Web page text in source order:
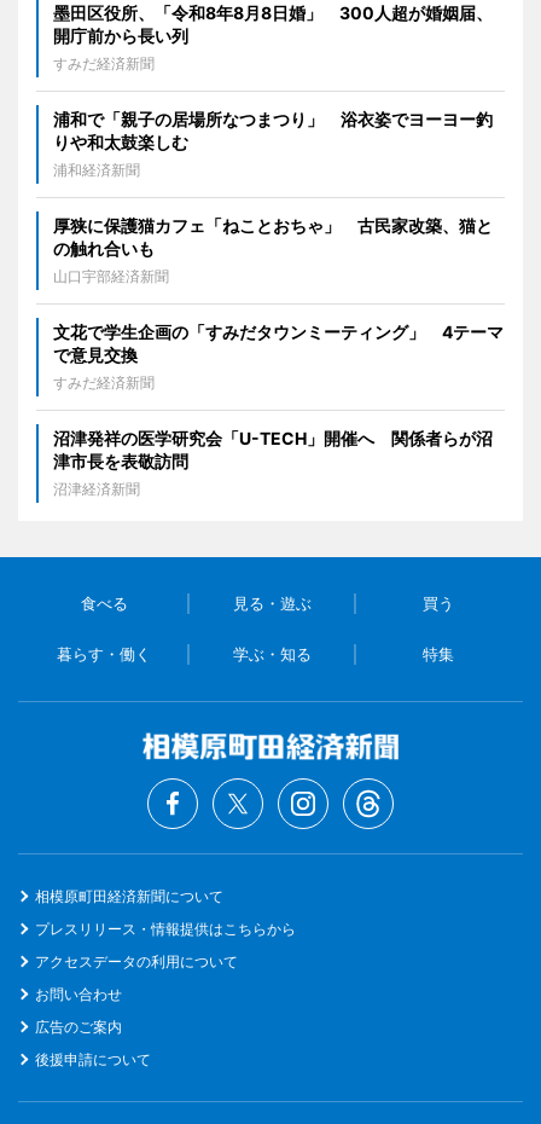
墨田区役所、「令和8年8月8日婚」 300人超が婚姻届、
開庁前から長い列
すみだ経済新聞
浦和で「親子の居場所なつまつり」 浴衣姿でヨーヨー釣
りや和太鼓楽しむ
浦和経済新聞
厚狭に保護猫カフェ「ねことおちゃ」 古民家改築、猫と
の触れ合いも
山口宇部経済新聞
文花で学生企画の「すみだタウンミーティング」 4テーマ
で意見交換
すみだ経済新聞
沼津発祥の医学研究会「U-TECH」開催へ 関係者らが沼
津市長を表敬訪問
沼津経済新聞
食べる 見る・遊ぶ 買う
暮らす・働く 学ぶ・知る 特集
相模原町田経済新聞について
プレスリリース・情報提供はこちらから
アクセスデータの利用について
お問い合わせ
広告のご案内
後援申請について